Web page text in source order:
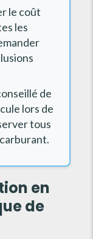
le coût
les
de
lors de
tous
en
de